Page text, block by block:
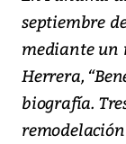
septiembre
mediante un
Herrera,
biografía.